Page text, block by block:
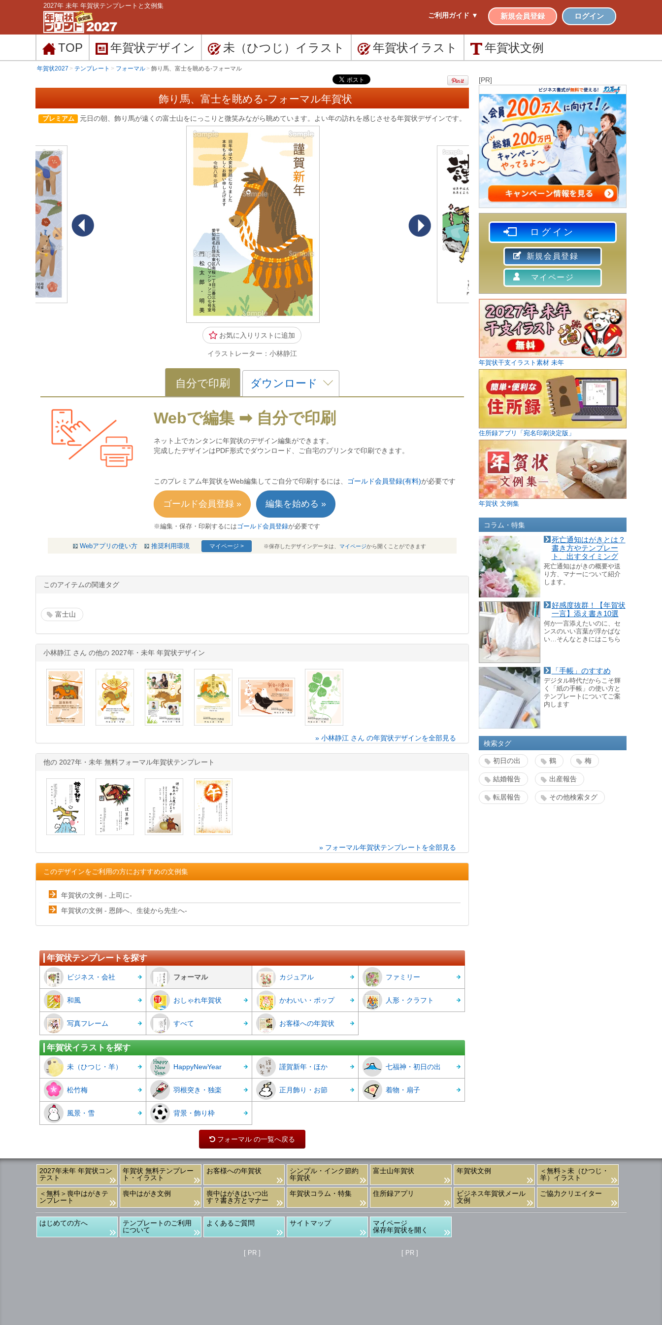
2027年 未年 年賀状テンプレートと文例集
ご利用ガイド ▼ 新規会員登録 ログイン
TOP 年賀状デザイン 未（ひつじ） イラスト 年賀状イラスト 年賀状文例
年賀状2027 テンプレート フォーマル 飾り馬、富士を眺める-フォーマル
飾り馬、富士を眺める-フォーマル年賀状
プレミアム 元日の朝、飾り馬が遠くの富士山をにっこりと微笑みながら眺めています。よい年の訪れを感じさせる年賀状デザインです。
お気に入りリストに追加
イラストレーター：小林静江
自分で印刷 ダウンロード
Webで編集 ➡ 自分で印刷
ネット上でカンタンに年賀状のデザイン編集ができます。
完成したデザインはPDF形式でダウンロード、ご自宅のプリンタで印刷できます。
このプレミアム年賀状をWeb編集してご自分で印刷するには、 ゴールド会員登録(有料)が必要です
ゴールド会員登録 » 編集を始める »
※編集・保存・印刷するには ゴールド会員登録が必要です
Webアプリの使い方 推奨利用環境 マイページ > ※保存したデザインデータは、マイページから開くことができます
このアイテムの関連タグ
富士山
小林静江 さん の他の 2027年・未年 年賀状デザイン
» 小林静江 さん の年賀状デザインを全部見る
他の 2027年・未年 無料フォーマル年賀状テンプレート
» フォーマル年賀状テンプレートを全部見る
このデザインをご利用の方におすすめの文例集
年賀状の文例 - 上司に-
年賀状の文例 - 恩師へ、生徒から先生へ-
年賀状テンプレートを探す
ビジネス・会社 フォーマル カジュアル ファミリー
和風 おしゃれ年賀状 かわいい・ポップ 人形・クラフト
写真フレーム すべて お客様への年賀状
年賀状イラストを探す
未（ひつじ・羊） HappyNewYear 謹賀新年・ほか 七福神・初日の出
松竹梅 羽根突き・独楽 正月飾り・お節 着物・扇子
風景・雪 背景・飾り枠
フォーマル の一覧へ戻る
[PR]
ログイン
新規会員登録
マイページ
年賀状干支イラスト素材 未年
住所録アプリ「宛名印刷決定版」
年賀状 文例集
コラム・特集
死亡通知はがきとは？
書き方やテンプレー
ト、出すタイミング
死亡通知はがきの概要や送
り方、マナーについて紹介
します。
好感度抜群！【年賀状
一言】添え書き10選
何か一言添えたいのに、セ
ンスのいい言葉が浮かばな
い…そんなときにはこちら
「手帳」のすすめ
デジタル時代だからこそ輝
く「紙の手帳」の使い方と
テンプレートについてご案
内します
検索タグ
初日の出 鶴 梅
結婚報告 出産報告
転居報告 その他検索タグ
2027年未年 年賀状コン
テスト
年賀状 無料テンプレー
ト・イラスト
お客様への年賀状
シンプル・インク節約
年賀状
富士山年賀状 年賀状文例
＜無料＞未（ひつじ・
羊）イラスト
＜無料＞喪中はがきテ
ンプレート
喪中はがき文例
喪中はがきはいつ出
す？書き方とマナー
年賀状コラム・特集 住所録アプリ
ビジネス年賀状メール
文例
ご協力クリエイター
はじめての方へ
テンプレートのご利用
について
よくあるご質問 サイトマップ
マイページ
保存年賀状を開く
[ PR ] [ PR ]